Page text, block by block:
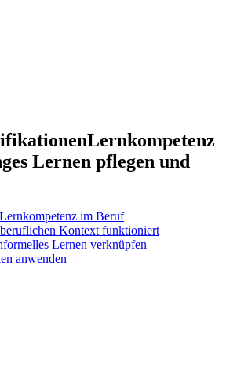
Lernkompetenz
Lernen pflegen und
im Beruf
Kontext funktioniert
Lernen verknüpfen
anwenden